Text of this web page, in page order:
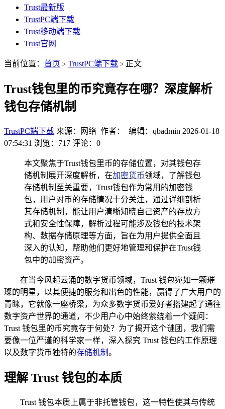
Trust最新版
TrustPC端下载
Trust移动端下载
Trust官网
当前位置： 首页 > TrustPC端下载 > 正文
Trust钱包里的币究竟存在哪？深度解析
钱包存储机制
TrustPC端下载 来源：网络 作者： 编辑：qbadmin 2026-01-18
07:54:31 浏览：717 评论：0
本文聚焦于Trust钱包里币的存储位置，对其钱包存
储机制展开深度解析，在加密货币领域，了解钱包
存储机制至关重要，Trust钱包作为常用的加密钱
包，用户对币的存储情况十分关注，通过详细剖析
其存储机制，能让用户清晰知晓自己资产的存放方
式和安全性保障，解析过程可能涉及钱包的技术架
构、数据存储原理等方面，旨在为用户提供全面且
深入的认知，帮助他们更好地管理和保护在Trust钱
包中的加密资产。
在当今风起云涌的数字货币领域，Trust 钱包宛如一颗璀
璨的明星，以其便捷的服务和出色的性能，赢得了广大用户的
青睐，它就像一座桥梁，为众多数字货币爱好者搭建起了通往
数字资产世界的通道，不少用户心中始终萦绕着一个疑问：
Trust 钱包里的币究竟存于何处？为了揭开这个谜团，我们需
要像一位严谨的科学家一样，深入探究 Trust 钱包的工作原理
以及数字货币独特的存储机制 。
理解 Trust 钱包的本质
Trust 钱包本质上属于非托管钱包，这一特性使其与传统